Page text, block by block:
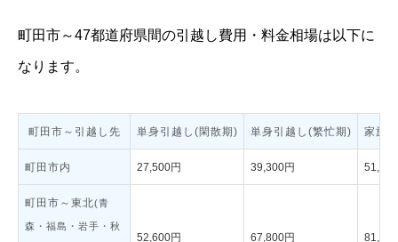
町田市～47都道府県間の引越し費用・料金相場は以下に
なります。
町田市～引越し先 単身引越し(閑散期) 単身引越し(繁忙期) 家族
町田市内 27,500円 39,300円
町田市～東北(青
森・福島・岩手・秋
52,600円 67,800円